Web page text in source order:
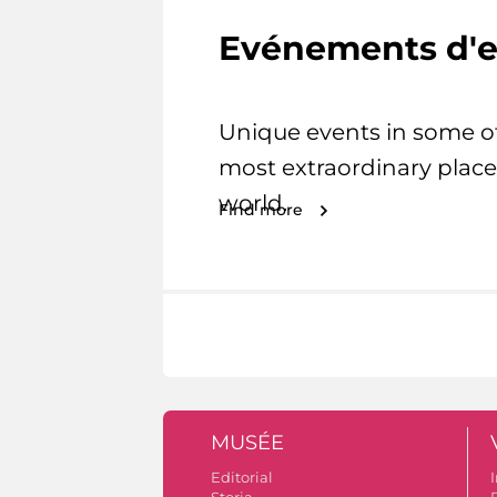
Evénements
Unique events in some
most extraordinary
world.
Find more
MUSÉE
Editorial